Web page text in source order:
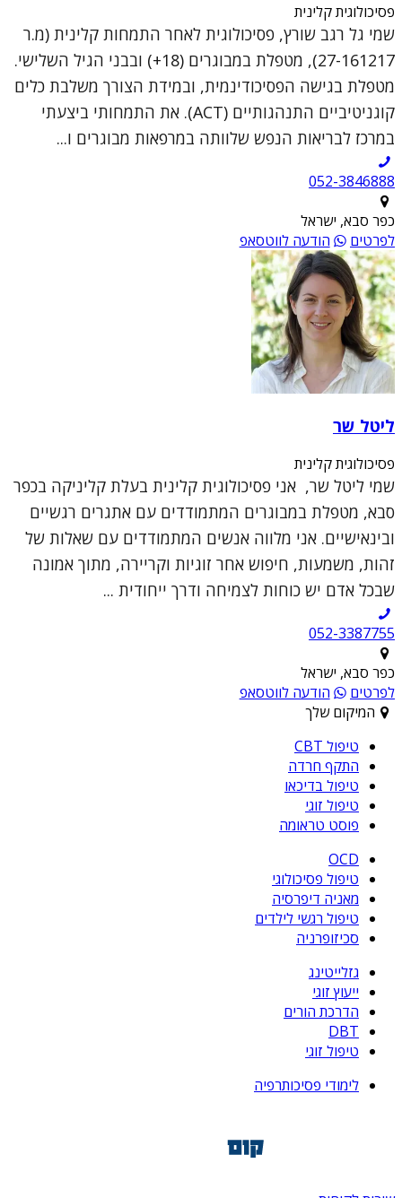
פסיכולוגית קלינית
שמי גל רגב שורץ, פסיכולוגית לאחר התמחות קלינית (מ.ר
27-161217), מטפלת במבוגרים (18+) ובבני הגיל השלישי.
מטפלת בגישה הפסיכודינמית, ובמידת הצורך משלבת כלים
קוגניטיביים התנהגותיים (ACT). את התמחותי ביצעתי
במרכז לבריאות הנפש שלוותה במרפאות מבוגרים ו...
052-3846888
כפר סבא, ישראל
לפרטים
הודעה לווטסאפ
ליטל שר
פסיכולוגית קלינית
שמי ליטל שר, אני פסיכולוגית קלינית בעלת קליניקה בכפר
סבא, מטפלת במבוגרים המתמודדים עם אתגרים רגשיים
ובינאישיים. אני מלווה אנשים המתמודדים עם שאלות של
זהות, משמעות, חיפוש אחר זוגיות וקריירה, מתוך אמונה
שבכל אדם יש כוחות לצמיחה ודרך ייחודית ...
052-3387755
כפר סבא, ישראל
לפרטים
הודעה לווטסאפ
המיקום שלך
טיפול CBT
התקף חרדה
טיפול בדיכאו
טיפול זוגי
פוסט טראומה
OCD
טיפול פסיכולוגי
מאניה דיפרסיה
טיפול רגשי לילדים
סכיזופרניה
גזלייטינג
ייעוץ זוגי
הדרכת הורים
DBT
טיפול זוגי
לימודי פסיכותרפיה